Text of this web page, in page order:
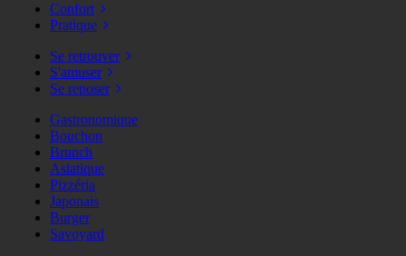
Confort
Pratique
Se retrouver
S'amuser
Se reposer
Gastronomique
Bouchon
Brunch
Asiatique
Pizzéria
Japonais
Burger
Savoyard